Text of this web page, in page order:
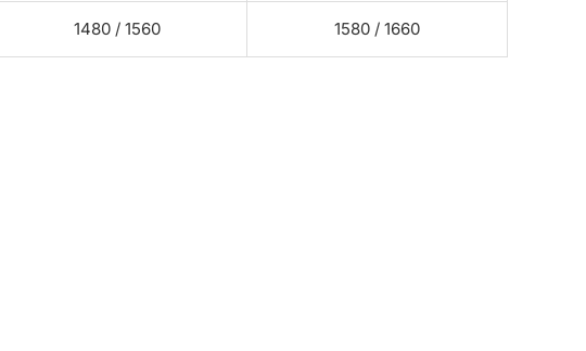
1480 / 1560 1580 / 1660